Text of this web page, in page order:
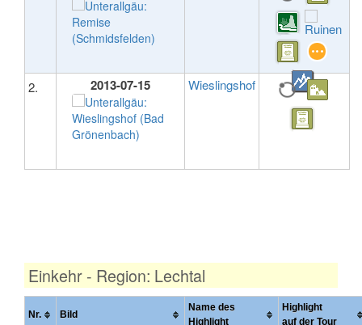
2. 2013-07-15 Wieslingshof
Einkehr - Region: Lechtal
Nr. Bild
Name des
Highlight
Highlight
auf der Tour